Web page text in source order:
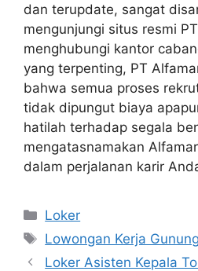
dan terupdate, sangat
mengunjungi situs resmi
menghubungi kantor
yang terpenting, PT
bahwa semua proses
tidak dipungut biaya
hatilah terhadap segala
mengatasnamakan
dalam perjalanan karir
Kategori
Loker
Tag
Lowongan Kerja
Loker Asisten Kepala